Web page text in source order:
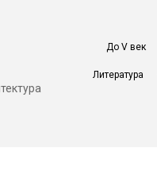
До V век
Литература